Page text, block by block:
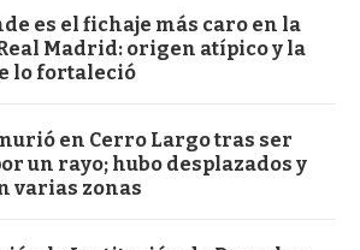
es el fichaje más caro en la
Madrid: origen atípico y la
lo fortaleció
en Cerro Largo tras ser
un rayo; hubo desplazados y
varias zonas